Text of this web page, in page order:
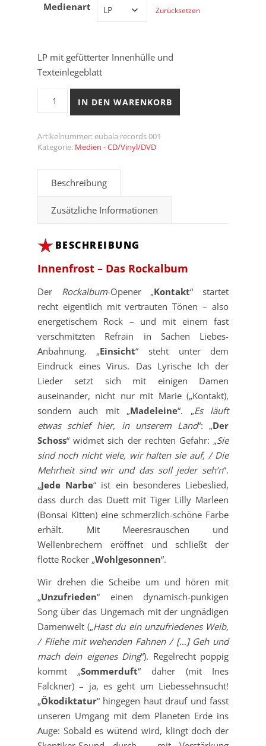
Medienart Zurücksetzen
LP mit gefütterter Innenhülle und
Texteinlegeblatt
IN DEN WARENKORB
Artikelnummer:eubala records 001
Kategorie: Medien - CD/Vinyl/DVD
Beschreibung
Zusätzliche Informationen
BESCHREIBUNG
Innenfrost – Das Rockalbum
Der Rockalbum-Opener „Kontakt“ startet
recht eigentlich mit vertrauten Tönen – also
energetischem Rock – und mit einem fast
verschmitzten Refrain in Sachen Liebes-
Anbahnung. „Einsicht“ steht unter dem
Eindruck eines Virus. Das Lyrische Ich der
Lieder setzt sich mit einigen Damen
auseinander, nicht nur mit Marie („Kontakt),
sondern auch mit „Madeleine“. „Es läuft
etwas schief hier, in unserem Land“: „Der
Schoss“ widmet sich der rechten Gefahr: „Sie
sind noch nicht viele, wir halten sie auf, / Die
Mehrheit sind wir und das soll jeder seh’n“.
„Jede Narbe“ ist ein besonderes Liebeslied,
dass durch das Duett mit Tiger Lilly Marleen
(Bonsai Kitten) eine schmerzlich-schöne Farbe
erhält. Mit Meeresrauschen und
Wellenbrechern eröffnet und schließt der
flotte Rocker „Wohlgesonnen“.
Wir drehen die Scheibe um und hören mit
„Unzufrieden“ einen dynamisch-punkigen
Song über das Ungemach mit der ungnädigen
Damenwelt („Hast du ein unzufriedenes Weib,
/ Fliehe mit wehenden Fahnen / […] Geh und
mach dein eigenes Ding“). Regelrecht poppig
kommt „Sommerduft“ daher (mit Ines
Falckner) – ja, es geht um Liebessehnsucht!
„Ökodiktatur“ hingegen haut drauf und fasst
unseren Umgang mit dem Planeten Erde ins
Auge: Sobald es wütend wird, klingt doch der